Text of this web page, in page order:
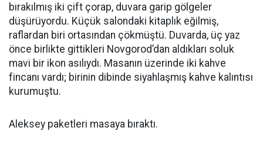
bırakılmış iki çift çorap, duvara garip gölgeler
düşürüyordu. Küçük salondaki kitaplık eğilmiş,
raflardan biri ortasından çökmüştü. Duvarda, üç yaz
önce birlikte gittikleri Novgorod’dan aldıkları soluk
mavi bir ikon asılıydı. Masanın üzerinde iki kahve
fincanı vardı; birinin dibinde siyahlaşmış kahve kalıntısı
kurumuştu.
Aleksey paketleri masaya bıraktı.